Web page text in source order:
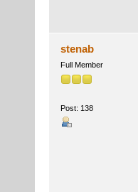
stenab
Full Member
Post: 138